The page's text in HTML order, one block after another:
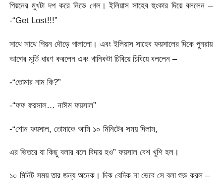
পিয়নের মুখটা দপ করে নিভে গেল। ইলিয়াস সাহেব হুংকার দিয়ে বললেন –
-“Get Lost!!!”
সাথে সাথে পিয়ন দৌড়ে পালালো। এবং ইলিয়াস সাহেব ফয়সালের দিকে পুনরায়
আগের মূর্তি ধারণ করলেন এবং খানিকটা চিবিয়ে চিবিয়ে বললেন –
-“তোমার নাম কি?”
-“ফফ ফয়সাল… নাঈম ফয়সাল”
-“শোন ফয়সাল, তোমাকে আমি ১০ মিনিটের সময় দিলাম,
এর ভিতরে যা কিছু বলার বলে বিদায় হও” ফয়সাল বেশ খুশি হল।
১০ মিনিট সময় তার জন্য অনেক। দিক বেদিক না ভেবে সে বলা শুরু করল –